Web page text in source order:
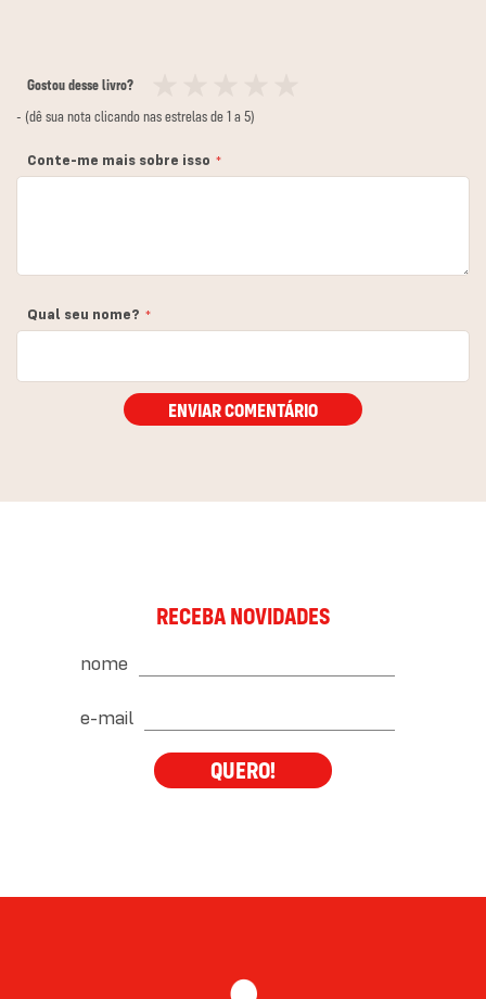
Gostou desse livro?
12
3
4
5
- (dê sua nota clicando nas estrelas de 1 a 5)
Conte-me mais sobre isso
Qual seu nome?
ENVIAR COMENTÁRIO
RECEBA NOVIDADES
nome
e-mail
QUERO!